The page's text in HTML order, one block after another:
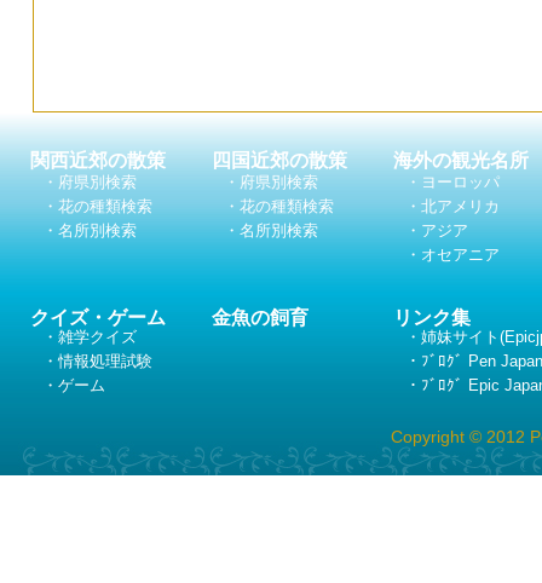
関西近郊の散策 四国近郊の散策 海外の観光名所
・府県別検索 ・府県別検索
・ヨーロッパ
・花の種類検索
・花の種類検索
・北アメリカ
・名所別検索
・名所別検索
・アジア
・オセアニア
クイズ・ゲーム 金魚の飼育 リンク集
・雑学クイズ
・姉妹サイト
・情報処理試験
・ﾌﾞﾛｸﾞ Pen Japan
・ゲーム
・ﾌﾞﾛｸﾞ Epic
Copyright © 2012